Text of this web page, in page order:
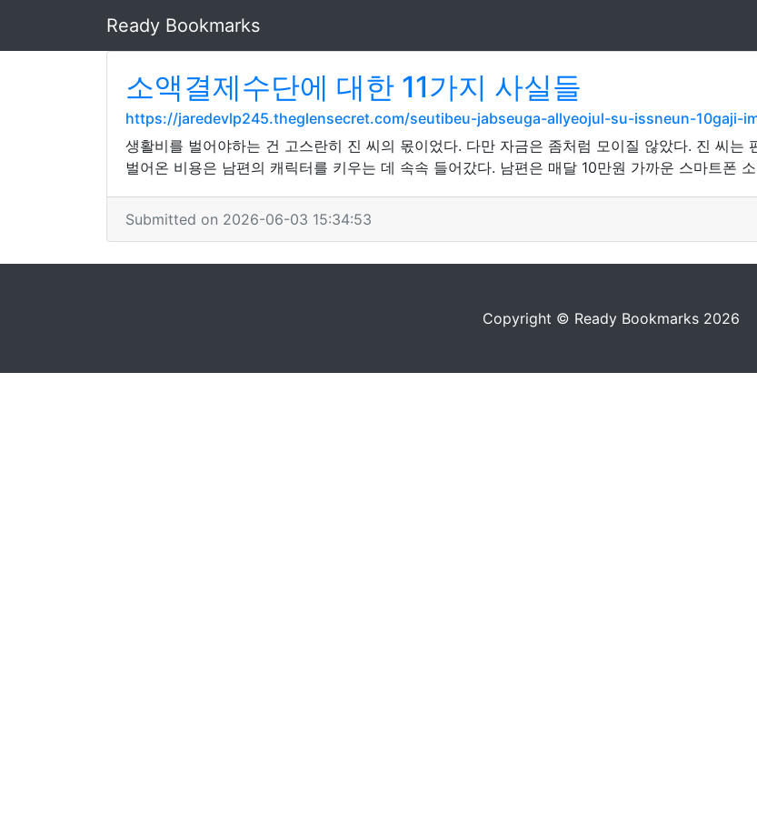
Ready Bookmarks
소액결제수단에 대한 11가지 사실들
https://jaredevlp245.theglensecret.com/seutibeu-jabseuga-allyeojul-su-issneun-10gaji-
생활비를 벌어야하는 건 고스란히 진 씨의 몫이었다. 다만 자금은 좀처럼 모이질 않았다. 진 씨
벌어온 비용은 남편의 캐릭터를 키우는 데 속속 들어갔다. 남편은 매달 10만원 가까운 스마트폰
Submitted on 2026-06-03 15:34:53
Copyright © Ready Bookmarks 2026